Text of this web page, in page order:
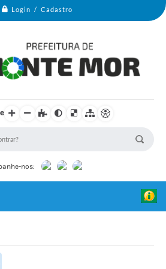
Login / Cadastro
nos: